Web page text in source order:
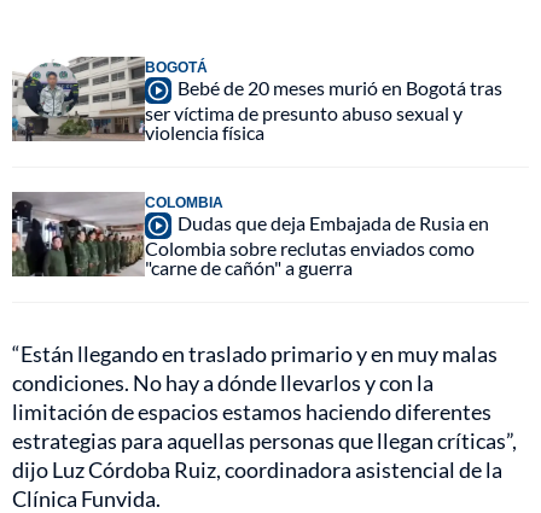
BOGOTÁ
Bebé de 20 meses murió en Bogotá tras
ser víctima de presunto abuso sexual y
violencia física
COLOMBIA
Dudas que deja Embajada de Rusia en
Colombia sobre reclutas enviados como
"carne de cañón" a guerra
“Están llegando en traslado primario y en muy malas
condiciones. No hay a dónde llevarlos y con la
limitación de espacios estamos haciendo diferentes
estrategias para aquellas personas que llegan críticas”,
dijo Luz Córdoba Ruiz, coordinadora asistencial de la
Clínica Funvida.